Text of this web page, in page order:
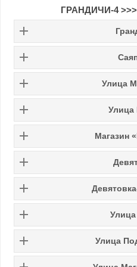
ГРАНДИЧИ-4
Улица
Улица
Магазин
Улица